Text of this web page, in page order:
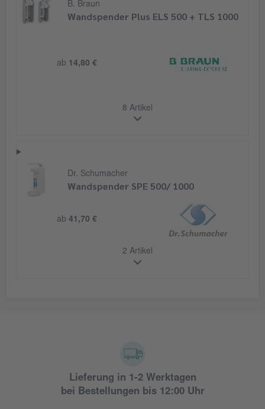
B. Braun
Wandspender Plus ELS 500 + TLS 1000
ab 14,80 €
8 Artikel
Dr. Schumacher
Wandspender SPE 500/ 1000
ab 41,70 €
2 Artikel
Lieferung in 1-2 Werktagen
bei Bestellungen bis 12:00 Uhr